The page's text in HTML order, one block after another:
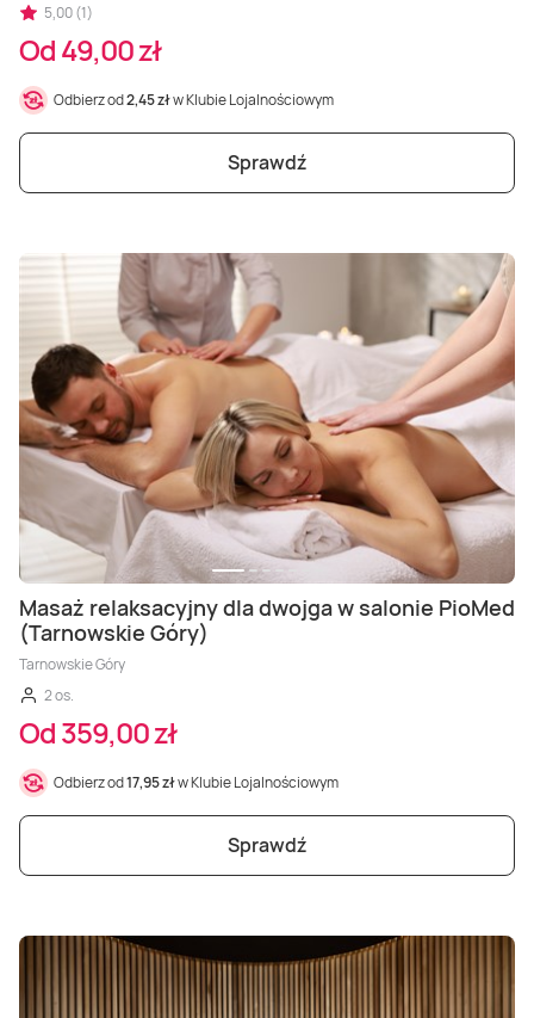
5,00 (1)
Od 49,00 zł
Odbierz od2,45 złw Klubie Lojalnościowym
Sprawdź
Masaż relaksacyjny dla dwojga w salonie PioMed
(Tarnowskie Góry)
Tarnowskie Góry
2 os.
Od 359,00 zł
Odbierz od17,95 złw Klubie Lojalnościowym
Sprawdź